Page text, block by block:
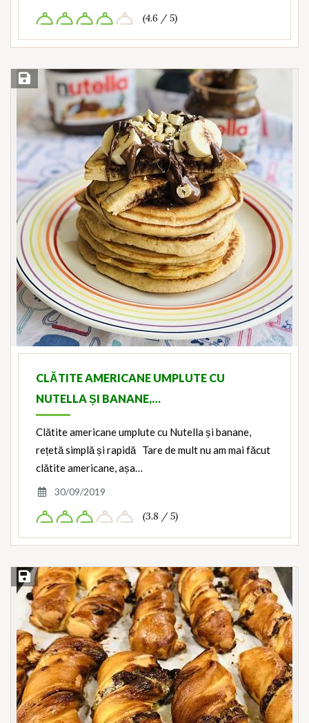
(4.6 / 5)
Save Recipe
CLĂTITE AMERICANE UMPLUTE CU
NUTELLA ȘI BANANE,…
Clătite americane umplute cu Nutella și banane,
rețetă simplă și rapidă Tare de mult nu am mai făcut
clătite americane, așa…
30/09/2019
(3.8 / 5)
Save Recipe